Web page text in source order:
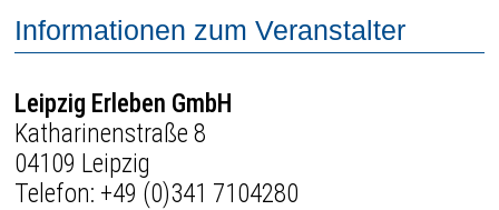
Informationen zum Veranstalter
Leipzig Erleben GmbH
Katharinenstraße 8
04109 Leipzig
Telefon: +49 (0)341 7104280